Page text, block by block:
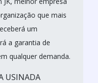
que mais
um
a garantia de
qualquer demanda.
USINADA